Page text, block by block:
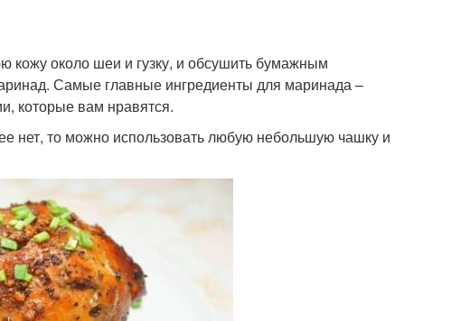
кожу около шеи и гузку, и обсушить бумажным
Самые главные ингредиенты для маринада –
которые вам нравятся.
нет, то можно использовать любую небольшую чашку и